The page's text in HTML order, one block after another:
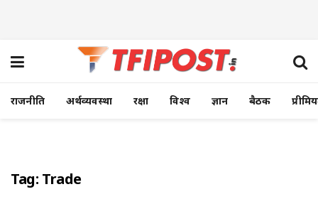
राजनीति अर्थव्यवस्था रक्षा विश्व ज्ञान बैठक
Tag: Trade